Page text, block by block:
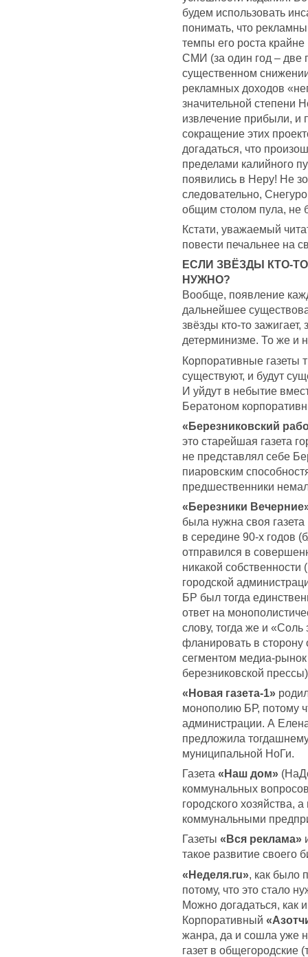
будем использовать
понимать, что
темпы его роста
СМИ (за один год – две
существенном
рекламных доходов
значительной степени
извлечение прибыли, и
сокращение этих
догадаться, что
пределами калийного
появились в Неру! Не
следовательно,
общим столом пула, не
Кстати, уважаемый
повести печальнее на
ЕСЛИ ЗВЁЗДЫ КТО-
НУЖНО?
Вообще, появление
дальнейшее
звёзды кто-то
детерминизме. То же и
Корпоративные газеты
существуют, и будут
И уйдут в небытие
Бератоном
«Березниковский
это старейшая газета
не представлял себе
пиаровским
предшественники
«Березники
была нужна своя
в середине 90-х годов
отправился в
никакой
городской
БР был тогда
ответ на
слову, тогда же и
фланировать в сторону
сегментом медиа-
березниковской
«Новая газета-1»
монополию БР, потому
администрации. А
предложила
муниципальной НоГи.
Газета «Наш дом»
коммунальных
городского хозяйства,
коммунальными
Газеты «Вся реклама»
такое развитие своего
«Неделя.ru», как было
потому, что это стало
Можно догадаться, как
Корпоративный
жанра, да и сошла уже
газет в общегородские